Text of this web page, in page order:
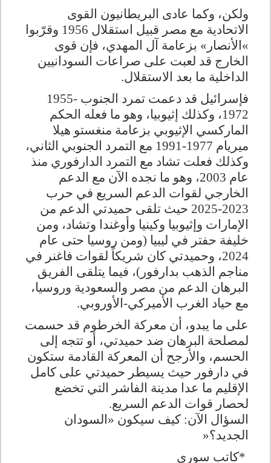
ولكن، وكما عادى البريطانيون القوى
الاتحادية مع مصر قبيل استقلال 1956 وقرّبوا
« الأنصار» بزعامة آل المهدي، فإن قوى
الخارج قد لعبت على صراعات السودانيين
الداخلية ما بعد الاستقلال.
فإسرائيل قد دعمت تمرد الجنوب 1955-
1972، وكذلك إثيوبيا، وهو ما فعله الحكم
الماركسي الإثيوبي بزعامة منغستو هيلا
ميريام 1977-1991 مع التمرد الجنوبي الثاني،
وكذلك فعلت تشاد مع التمرد الدارفوري منذ
عام 2003، وهو ما نجده الآن مع الدعم
الخارجي لقوات الدعم السريع في حرب
2023-2025 حيث تلقى حميدتي الدعم من
الإمارات وإثيوبيا وكينيا وأوغندا وتشاد، ومن
خليفة حفتر في ليبيا (ومن روسيا حتى عام
2024، وحميدتي كان شريكاً لقوات فاغنر في
مناجم الذهب بدارفور)، فيما يتلقى الفريق
البرهان الدعم من مصر والسعودية وروسيا،
مع حياد الغرب الأميركي-الأوروبي.
على ما يبدو، أن معركة الخرطوم قد حسمت
لمصلحة البرهان ضد حميدتي، أو تتجه إلى
الحسم، والأرجح أن المعركة القادمة ستكون
في دارفور حيث يسيطر حميدتي على كامل
الإقليم ما عدا مدينة الفاشر التي تخضع
لحصار قوات الدعم السريع.
السؤال الآن: كيف سيكون «السودان
الجديد؟»
*كاتب سوري